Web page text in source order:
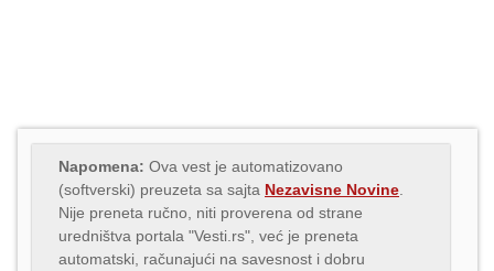
Napomena: Ova vest je automatizovano
(softverski) preuzeta sa sajta Nezavisne Novine
Nije preneta ručno, niti proverena od strane
uredništva portala "Vesti.rs", već je preneta
automatski, računajući na savesnost i dobru